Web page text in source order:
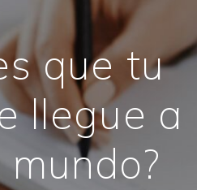
que tu
llegue a